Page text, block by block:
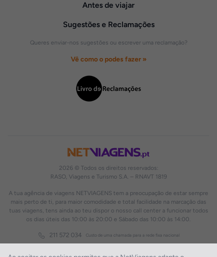
2026 © Todos os direitos reservados:
RASO, Viagens e Turismo S.A. – RNAVT 1819
A tua agência de viagens NETVIAGENS tem a preocupação de estar sempre
mais perto de ti, para maior comodidade e total facilidade na marcação das
tuas viagens, tens ainda ao teu dispor o nosso call center a funcionar todos
os dias úteis das 10:00 às 20:00 e Sábado das 10:00 às 14:00.
211 572 034 Custo de uma chamada para a rede fixa nacional
Antes de viajar
Sugestões e Reclamações
Queres enviar-nos sugestões ou escrever uma reclamação?
Vê como o podes fazer »